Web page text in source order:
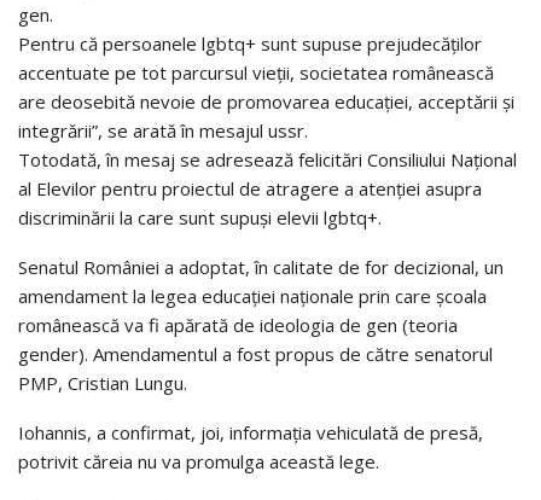
gen.
Pentru că persoanele lgbtq+ sunt supuse prejudecăților
accentuate pe tot parcursul vieții, societatea românească
are deosebită nevoie de promovarea educației, acceptării și
integrării”, se arată în mesajul ussr.
Totodată, în mesaj se adresează felicitări Consiliului Național
al Elevilor pentru proiectul de atragere a atenției asupra
discriminării la care sunt supuși elevii lgbtq+.
Senatul României a adoptat, în calitate de for decizional, un
amendament la legea educației naționale prin care școala
românească va fi apărată de ideologia de gen (teoria
gender). Amendamentul a fost propus de către senatorul
PMP, Cristian Lungu.
Iohannis, a confirmat, joi, informația vehiculată de presă,
potrivit căreia nu va promulga această lege.